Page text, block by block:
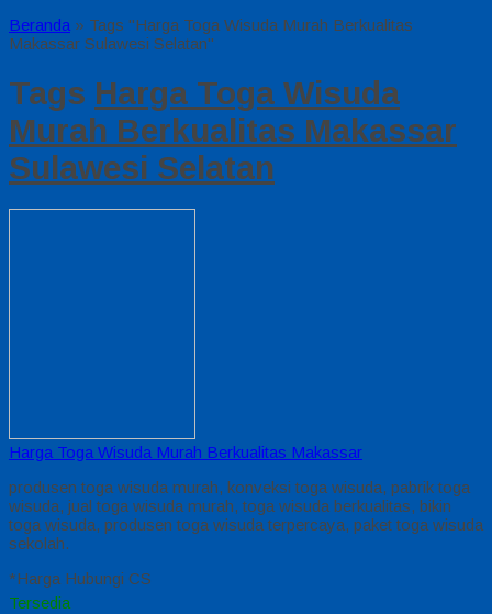
Beranda » Tags "Harga Toga Wisuda Murah Berkualitas
Makassar Sulawesi Selatan"
Tags Harga Toga Wisuda
Murah Berkualitas Makassar
Sulawesi Selatan
Harga Toga Wisuda Murah Berkualitas Makassar
produsen toga wisuda murah, konveksi toga wisuda, pabrik toga
wisuda, jual toga wisuda murah, toga wisuda berkualitas, bikin
toga wisuda, produsen toga wisuda terpercaya, paket toga wisuda
sekolah.
*Harga Hubungi CS
Tersedia